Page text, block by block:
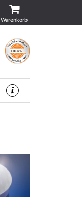
Warenkorb
SERVICES
IM